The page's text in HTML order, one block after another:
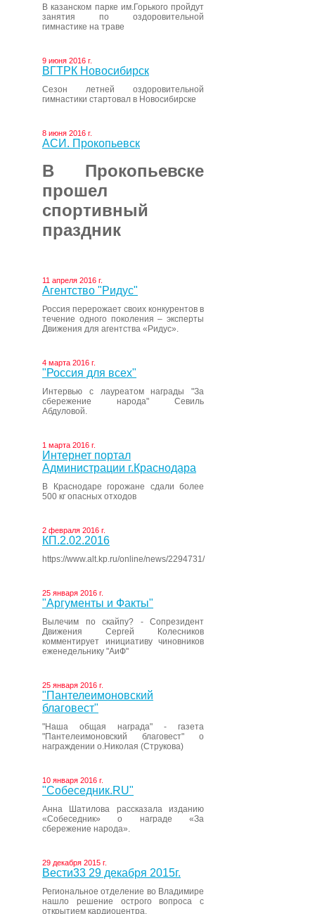
В казанском парке им.Горького пройдут
занятия по оздоровительной
гимнастике на траве
9 июня 2016 г.
ВГТРК Новосибирск
Сезон летней оздоровительной
гимнастики стартовал в Новосибирске
8 июня 2016 г.
АСИ. Прокопьевск
В Прокопьевске
прошел
спортивный
праздник
11 апреля 2016 г.
Агентство "Ридус"
Россия перерожает своих конкурентов в
течение одного поколения – эксперты
Движения для агентства «Ридус».
4 марта 2016 г.
"Россия для всех"
Интервью с лауреатом награды "За
сбережение народа" Севиль
Абдуловой.
1 марта 2016 г.
Интернет портал
Администрации г.Краснодара
В Краснодаре горожане сдали более
500 кг опасных отходов
2 февраля 2016 г.
КП.2.02.2016
https://www.alt.kp.ru/online/news/2294731/
25 января 2016 г.
"Аргументы и Факты"
Вылечим по скайпу? - Сопрезидент
Движения Сергей Колесников
комментирует инициативу чиновников
еженедельнику "АиФ"
25 января 2016 г.
"Пантелеимоновский
благовест"
"Наша общая награда" - газета
"Пантелеимоновский благовест" о
награждении о.Николая (Струкова)
10 января 2016 г.
"Собеседник.RU"
Анна Шатилова рассказала изданию
«Собеседник» о награде «За
сбережение народа».
29 декабря 2015 г.
Вести33 29 декабря 2015г.
Региональное отделение во Владимире
нашло решение острого вопроса с
открытием кардиоцентра.